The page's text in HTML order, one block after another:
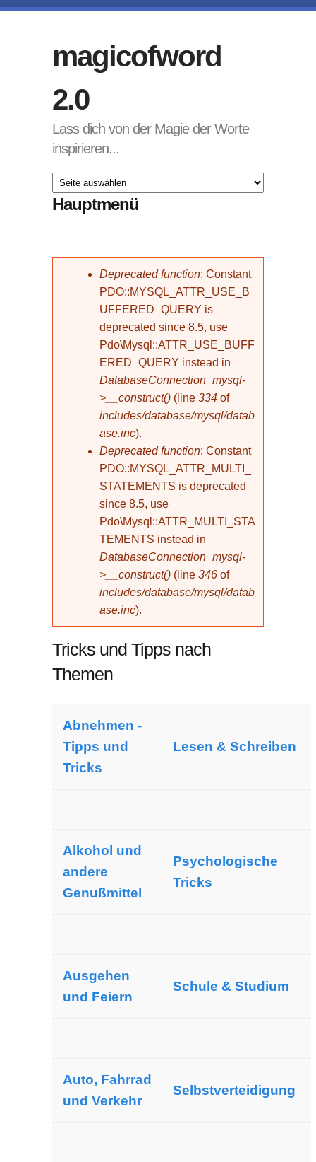
magicofword
2.0
Lass dich von der Magie der Worte
inspirieren...
Hauptmenü
Fehlermeldung
Deprecated function: Constant
PDO::MYSQL_ATTR_USE_B
UFFERED_QUERY is
deprecated since 8.5, use
Pdo\Mysql::ATTR_USE_BUFF
ERED_QUERY instead in
DatabaseConnection_mysql-
>__construct() (line 334 of
includes/database/mysql/datab
ase.inc).
Deprecated function: Constant
PDO::MYSQL_ATTR_MULTI_
STATEMENTS is deprecated
since 8.5, use
Pdo\Mysql::ATTR_MULTI_STA
TEMENTS instead in
DatabaseConnection_mysql-
>__construct() (line 346 of
includes/database/mysql/datab
ase.inc).
Tricks und Tipps nach
Themen
Abnehmen -
Tipps und
Tricks
Lesen & Schreiben
Alkohol und
andere
Genußmittel
Psychologische
Tricks
Ausgehen
und Feiern
Schule & Studium
Auto, Fahrrad
und Verkehr
Selbstverteidigung